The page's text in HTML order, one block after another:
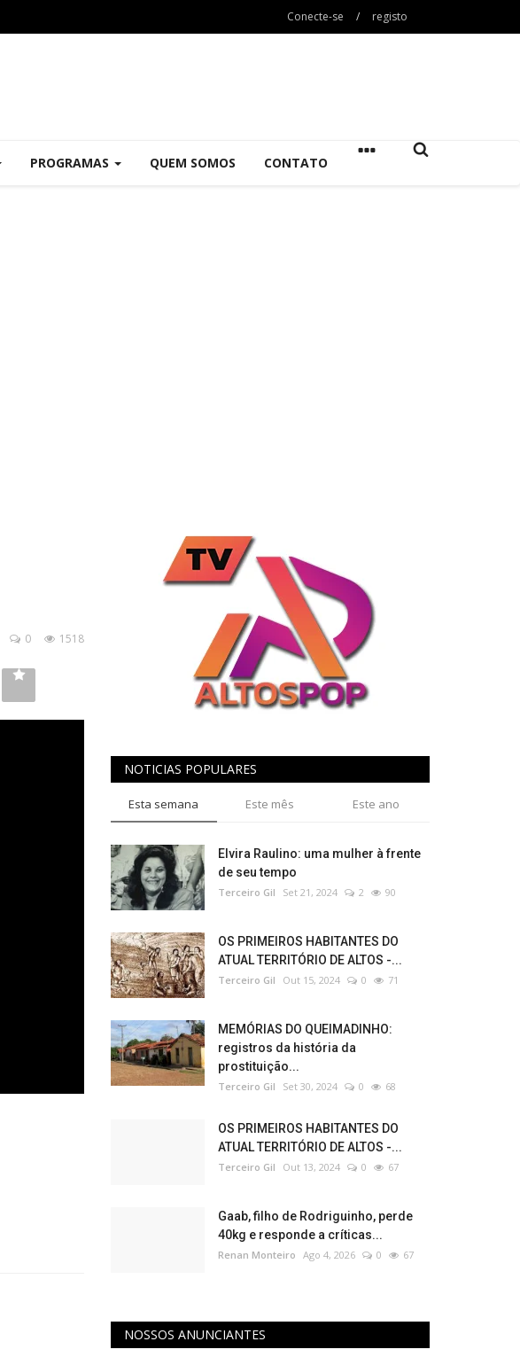
Conecte-se / registo
PROGRAMAS QUEM SOMOS CONTATO
1518
0
NOTICIAS POPULARES
Esta semana Este mês Este ano
Elvira Raulino: uma mulher à frente
de seu tempo
Terceiro Gil Set 21, 2024 2 90
OS PRIMEIROS HABITANTES DO
ATUAL TERRITÓRIO DE ALTOS -...
Terceiro Gil Out 15, 2024 0 71
MEMÓRIAS DO QUEIMADINHO:
registros da história da
prostituição...
Terceiro Gil Set 30, 2024 0 68
OS PRIMEIROS HABITANTES DO
ATUAL TERRITÓRIO DE ALTOS -...
Terceiro Gil Out 13, 2024 0 67
Gaab, filho de Rodriguinho, perde
40kg e responde a críticas...
Renan Monteiro Ago 4, 2026 0 67
NOSSOS ANUNCIANTES